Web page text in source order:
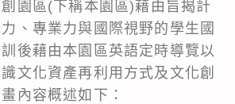
園區(下稱本園區)藉由旨揭計
、專業力與國際視野的學生國
後藉由本園區英語定時導覽以
文化資產再利用方式及文化創
內容概述如下：